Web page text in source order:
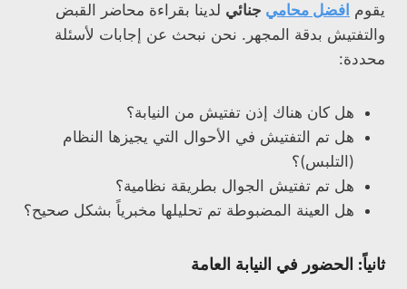
يقوم افضل محامي جنائي لدينا بقراءة محاضر القبض
والتفتيش بدقة المجهر. نحن نبحث عن إجابات لأسئلة
محددة:
هل كان هناك إذن تفتيش من النيابة؟
هل تم التفتيش في الأحوال التي يجيزها النظام
(التلبس)؟
هل تم تفتيش الجوال بطريقة نظامية؟
هل العينة المضبوطة تم تحليلها مخبرياً بشكل صحيح؟
ثانياً: الحضور في النيابة العامة